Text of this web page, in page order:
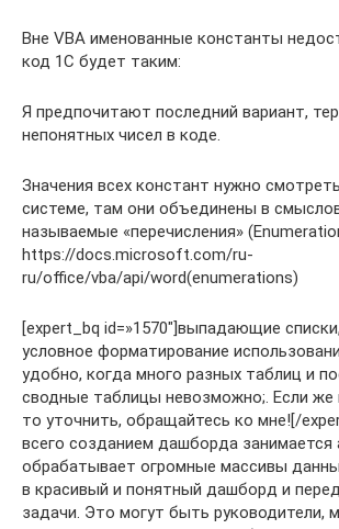
Вне VBA именованные константы
код 1С будет таким:
Я предпочитают последний вариант,
непонятных чисел в коде.
Значения всех констант нужно
системе, там они объединены в
называемые «перечисления»
https://docs.microsoft.com/ru-
ru/office/vba/api/word(enumerations)
[expert_bq id=»1570″]выпадающие
условное форматирование
удобно, когда много разных таблиц и
сводные таблицы невозможно;. Если же
то уточнить, обращайтесь ко мне![/
всего созданием дашборда занимается
обрабатывает огромные массивы
в красивый и понятный дашборд и
задачи. Это могут быть руководители,